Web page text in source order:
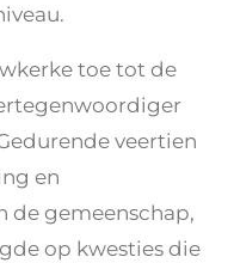
toe tot de
veertien
en
de gemeenschap,
op kwesties die